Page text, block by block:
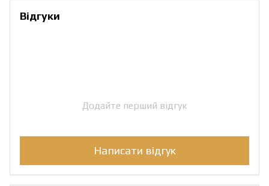
Відгуки
Додайте перший відгук
Написати відгук